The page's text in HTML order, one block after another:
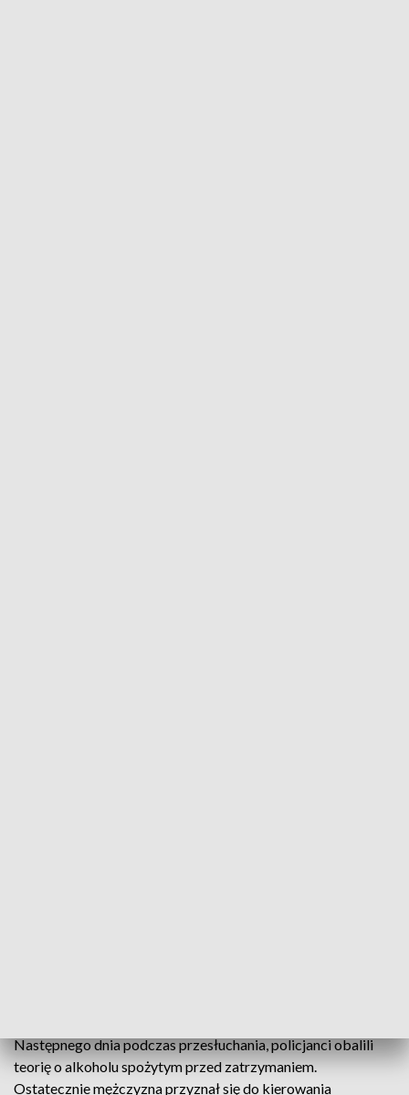
Następnego dnia podczas przesłuchania, policjanci obalili
teorię o alkoholu spożytym przed zatrzymaniem.
Ostatecznie mężczyzna przyznał się do kierowania